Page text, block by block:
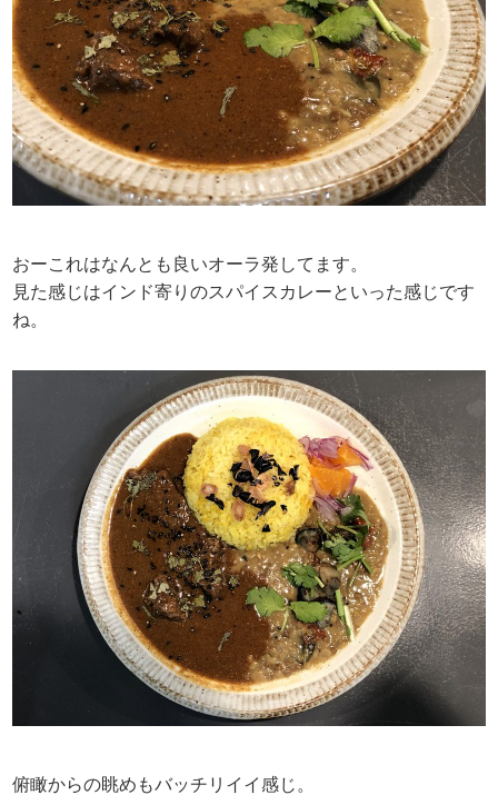
おーこれはなんとも良いオーラ発してます。
見た感じはインド寄りのスパイスカレーといった感じです
ね。
俯瞰からの眺めもバッチリイイ感じ。